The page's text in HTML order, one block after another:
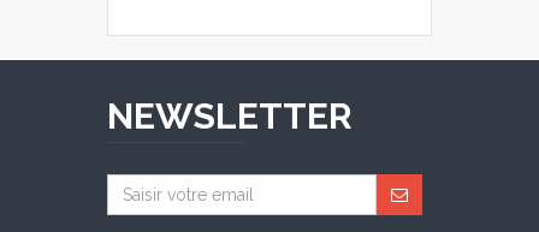
NEWSLETTER